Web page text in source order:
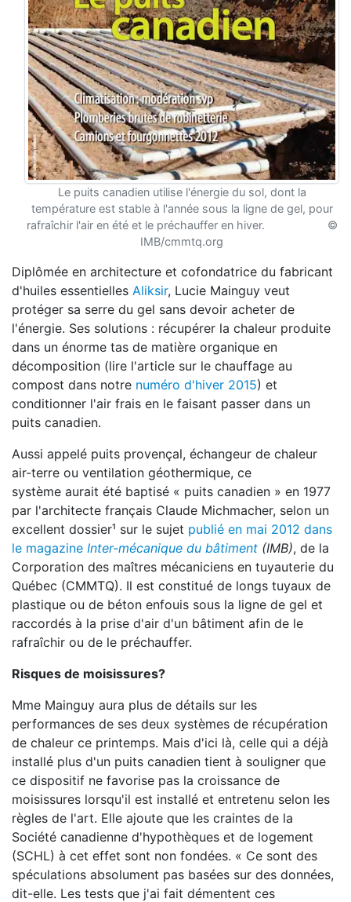
Le puits canadien utilise l'énergie du sol, dont la
température est stable à l'année sous la ligne de gel, pour
rafraîchir l'air en été et le préchauffer en hiver. ©
IMB/cmmtq.org
Diplômée en architecture et cofondatrice du fabricant
d'huiles essentielles Aliksir, Lucie Mainguy veut
protéger sa serre du gel sans devoir acheter de
l'énergie. Ses solutions : récupérer la chaleur produite
dans un énorme tas de matière organique en
décomposition (lire l'article sur le chauffage au
compost dans notre numéro d'hiver 2015) et
conditionner l'air frais en le faisant passer dans un
puits canadien.
Aussi appelé puits provençal, échangeur de chaleur
air-terre ou ventilation géothermique, ce
système aurait été baptisé « puits canadien » en 1977
par l'architecte français Claude Michmacher, selon un
excellent dossier¹ sur le sujet publié en mai 2012 dans
le magazine Inter-mécanique du bâtiment (IMB), de la
Corporation des maîtres mécaniciens en tuyauterie du
Québec (CMMTQ). Il est constitué de longs tuyaux de
plastique ou de béton enfouis sous la ligne de gel et
raccordés à la prise d'air d'un bâtiment afin de le
rafraîchir ou de le préchauffer.
Risques de moisissures?
Mme Mainguy aura plus de détails sur les
performances de ses deux systèmes de récupération
de chaleur ce printemps. Mais d'ici là, celle qui a déjà
installé plus d'un puits canadien tient à souligner que
ce dispositif ne favorise pas la croissance de
moisissures lorsqu'il est installé et entretenu selon les
règles de l'art. Elle ajoute que les craintes de la
Société canadienne d'hypothèques et de logement
(SCHL) à cet effet sont non fondées. « Ce sont des
spéculations absolument pas basées sur des données,
dit-elle. Les tests que j'ai fait démentent ces